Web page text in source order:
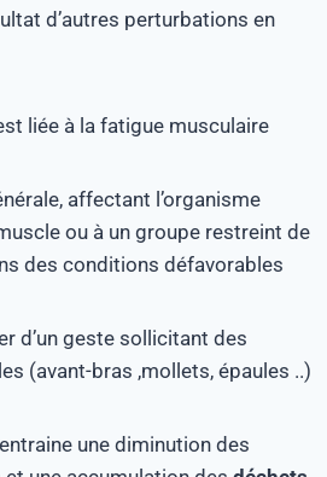
d’autres perturbations en
liée à la fatigue musculaire
affectant l’organisme
ou à un groupe restreint de
des conditions défavorables
d’un geste sollicitant des
(avant-bras ,mollets, épaules ..)
une diminution des